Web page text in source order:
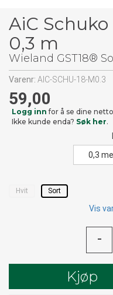
AiC Schuko
0,3 m
Wieland GST18®
Varenr: AIC-SCHU-18-M0.3
59,00
Logg inn for å se dine
Ikke kunde enda? Søk her.
0,3
Hvit Sort
Vis
-
Kjøp